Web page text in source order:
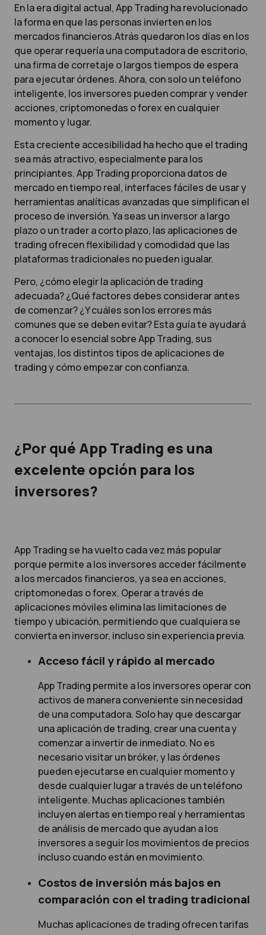
En la era digital actual, App Trading ha revolucionado
la forma en que las personas invierten en los
mercados financieros.Atrás quedaron los días en los
que operar requería una computadora de escritorio,
una firma de corretaje o largos tiempos de espera
para ejecutar órdenes. Ahora, con solo un teléfono
inteligente, los inversores pueden comprar y vender
acciones, criptomonedas o forex en cualquier
momento y lugar.
Esta creciente accesibilidad ha hecho que el trading
sea más atractivo, especialmente para los
principiantes. App Trading proporciona datos de
mercado en tiempo real, interfaces fáciles de usar y
herramientas analíticas avanzadas que simplifican el
proceso de inversión. Ya seas un inversor a largo
plazo o un trader a corto plazo, las aplicaciones de
trading ofrecen flexibilidad y comodidad que las
plataformas tradicionales no pueden igualar.
Pero, ¿cómo elegir la aplicación de trading
adecuada? ¿Qué factores debes considerar antes
de comenzar? ¿Y cuáles son los errores más
comunes que se deben evitar? Esta guía te ayudará
a conocer lo esencial sobre App Trading, sus
ventajas, los distintos tipos de aplicaciones de
trading y cómo empezar con confianza.
¿Por qué App Trading es una
excelente opción para los
inversores?
App Trading se ha vuelto cada vez más popular
porque permite a los inversores acceder fácilmente
a los mercados financieros, ya sea en acciones,
criptomonedas o forex. Operar a través de
aplicaciones móviles elimina las limitaciones de
tiempo y ubicación, permitiendo que cualquiera se
convierta en inversor, incluso sin experiencia previa.
Acceso fácil y rápido al mercado
App Trading permite a los inversores operar con
activos de manera conveniente sin necesidad
de una computadora. Solo hay que descargar
una aplicación de trading, crear una cuenta y
comenzar a invertir de inmediato. No es
necesario visitar un bróker, y las órdenes
pueden ejecutarse en cualquier momento y
desde cualquier lugar a través de un teléfono
inteligente. Muchas aplicaciones también
incluyen alertas en tiempo real y herramientas
de análisis de mercado que ayudan a los
inversores a seguir los movimientos de precios
incluso cuando están en movimiento.
Costos de inversión más bajos en
comparación con el trading tradicional
Muchas aplicaciones de trading ofrecen tarifas